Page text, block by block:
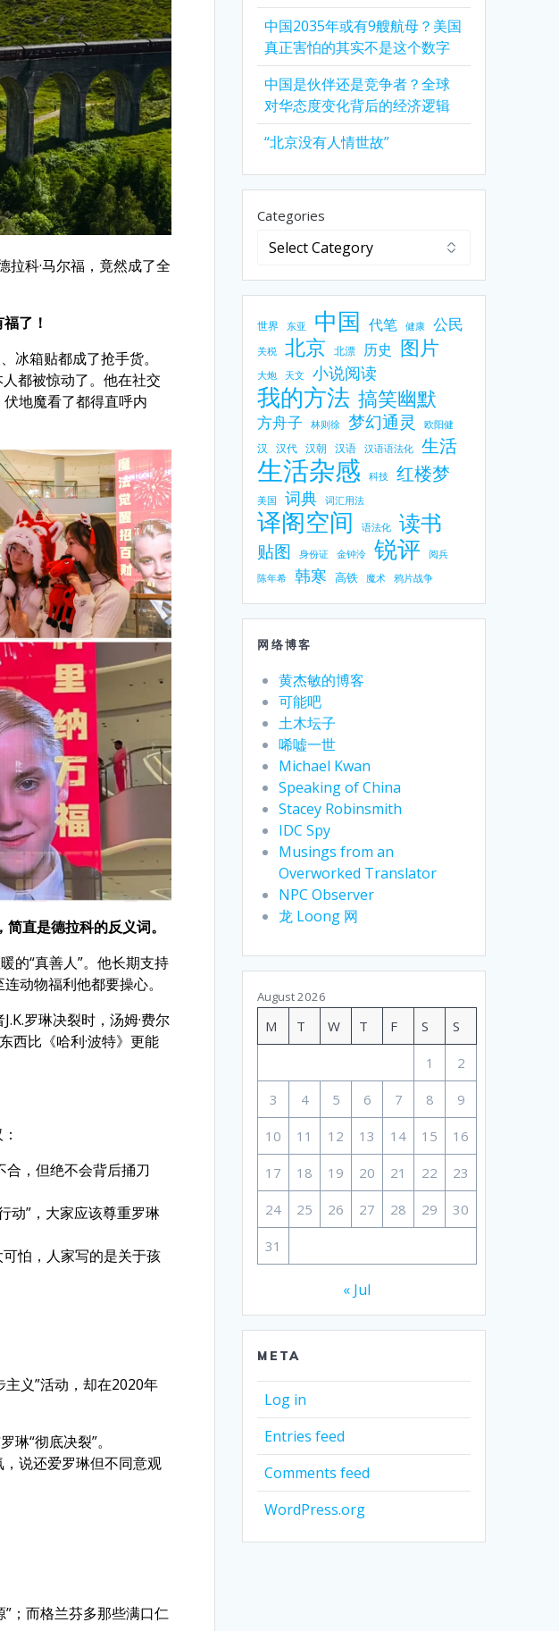
拉科·马尔福，竟然成了全
了！
冰箱贴都成了抢手货。
都被惊动了。他在社交
地魔看了都得直呼内
直是德拉科的反义词。
的“真善人”。他长期支持
动物福利他都要操心。
罗琳决裂时，汤姆·费尔
西比《哈利·波特》更能
合，但绝不会背后捅刀
动”，大家应该尊重罗琳
怕，人家写的是关于孩
义”活动，却在2020年
“彻底决裂”。
说还爱罗琳但不同意观
；而格兰芬多那些满口仁
中国2035年或有9艘航母？美国
真正害怕的其实不是这个数字
中国是伙伴还是竞争者？全球
对华态度变化背后的经济逻辑
“北京没有人情世故”
Categories
世界 东亚 中国 代笔 健康 公民
关税 北京 北漂 历史 图片
大炮 天文 小说阅读
我的方法 搞笑幽默
方舟子 林则徐 梦幻通灵 欧阳健
汉 汉代 汉朝 汉语 汉语语法化 生活
生活杂感 科技 红楼梦
美国 词典 词汇用法
译阁空间 语法化 读书
贴图 身份证 金钟泠 锐评
阅兵
陈年希
韩寒 高铁 魔术 鸦片战争
网络博客
黄杰敏的博客
可能吧
土木坛子
唏嘘一世
Michael Kwan
Speaking of China
Stacey Robinsmith
IDC Spy
Musings from an
Overworked Translator
NPC Observer
龙 Loong 网
August 2026
M T W T F S S
1 2
3 4 5 6 7 8 9
10 11 12 13 14 15 16
17 18 19 20 21 22 23
24 25 26 27 28 29 30
31
« Jul
META
Log in
Entries feed
Comments feed
WordPress.org